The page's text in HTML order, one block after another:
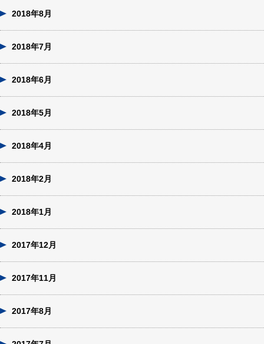
2018年8月
2018年7月
2018年6月
2018年5月
2018年4月
2018年2月
2018年1月
2017年12月
2017年11月
2017年8月